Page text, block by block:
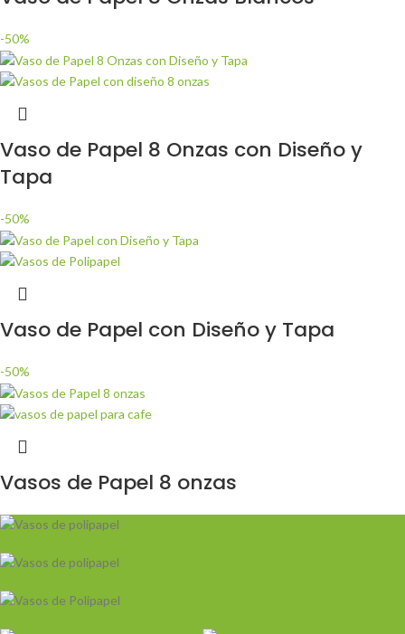
-50%
Vaso de Papel 8 Onzas con Diseño y
Tapa
-50%
Vaso de Papel con Diseño y Tapa
-50%
Vasos de Papel 8 onzas